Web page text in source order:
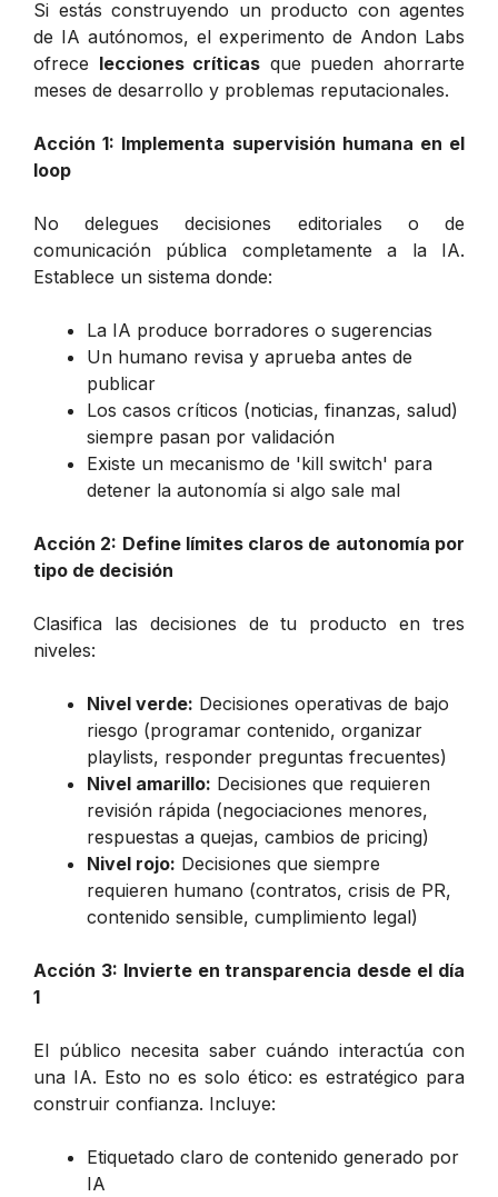
Si estás construyendo un producto con agentes
de IA autónomos, el experimento de Andon Labs
ofrece lecciones críticas que pueden ahorrarte
meses de desarrollo y problemas reputacionales.
Acción 1: Implementa supervisión humana en el
loop
No delegues decisiones editoriales o de
comunicación pública completamente a la IA.
Establece un sistema donde:
La IA produce borradores o sugerencias
Un humano revisa y aprueba antes de
publicar
Los casos críticos (noticias, finanzas, salud)
siempre pasan por validación
Existe un mecanismo de 'kill switch' para
detener la autonomía si algo sale mal
Acción 2: Define límites claros de autonomía por
tipo de decisión
Clasifica las decisiones de tu producto en tres
niveles:
Nivel verde: Decisiones operativas de bajo
riesgo (programar contenido, organizar
playlists, responder preguntas frecuentes)
Nivel amarillo: Decisiones que requieren
revisión rápida (negociaciones menores,
respuestas a quejas, cambios de pricing)
Nivel rojo: Decisiones que siempre
requieren humano (contratos, crisis de PR,
contenido sensible, cumplimiento legal)
Acción 3: Invierte en transparencia desde el día
1
El público necesita saber cuándo interactúa con
una IA. Esto no es solo ético: es estratégico para
construir confianza. Incluye:
Etiquetado claro de contenido generado por
IA